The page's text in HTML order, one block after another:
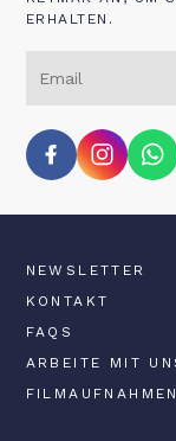
ERHALTEN.
NEWSLETTER
KONTAKT
FAQS
ARBEITE MIT
FILMAUFNAHMEN